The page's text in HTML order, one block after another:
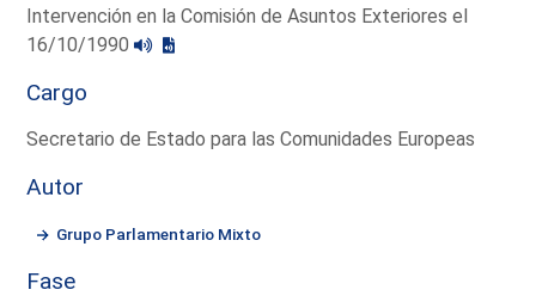
Intervención en la Comisión de Asuntos Exteriores el
16/10/1990
Cargo
Secretario de Estado para las Comunidades Europeas
Autor
Grupo Parlamentario Mixto
Fase